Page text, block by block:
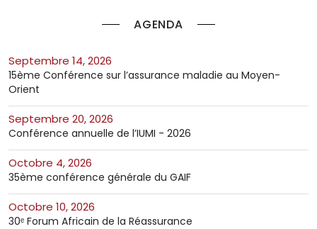
AGENDA
septembre 14, 2026
15ème Conférence sur l’assurance maladie au Moyen-
Orient
septembre 20, 2026
Conférence annuelle de l’IUMI - 2026
octobre 4, 2026
35ème conférence générale du GAIF
octobre 10, 2026
30ᵉ Forum Africain de la Réassurance